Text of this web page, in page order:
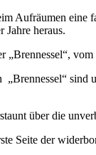
Aufräumen eine
Jahre heraus.
„Brennessel“,
„Brennessel“ sind
über die
Seite der